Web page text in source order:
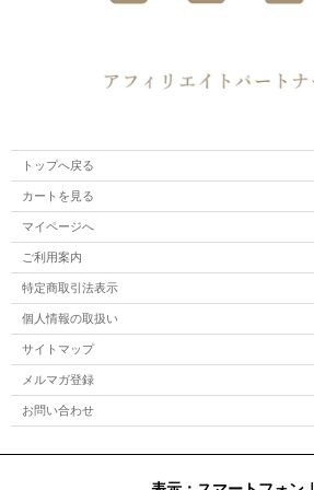
トップへ戻る
カートを見る
マイページへ
ご利用案内
特定商取引法表示
個人情報の取扱い
サイトマップ
メルマガ登録
お問い合わせ